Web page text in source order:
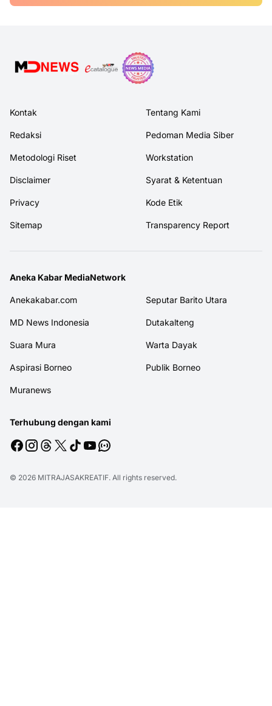
Kontak Tentang Kami
Redaksi Pedoman Media Siber
Metodologi Riset Workstation
Disclaimer Syarat & Ketentuan
Privacy Kode Etik
Sitemap Transparency Report
Aneka Kabar MediaNetwork
Anekakabar.com Seputar Barito Utara
MD News Indonesia Dutakalteng
Suara Mura Warta Dayak
Aspirasi Borneo Publik Borneo
Muranews
Terhubung dengan kami
© 2026 MITRAJASAKREATIF. All rights reserved.